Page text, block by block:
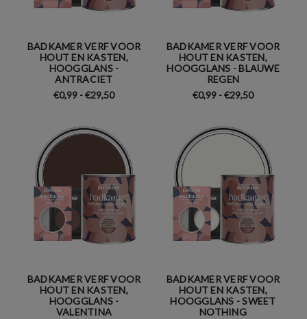
BADKAMER VERF VOOR
HOUT EN KASTEN,
HOOGGLANS -
ANTRACIET
€0,99 - €29,50
BADKAMER VERF VOOR
HOUT EN KASTEN,
HOOGGLANS - BLAUWE
REGEN
€0,99 - €29,50
BADKAMER VERF VOOR
HOUT EN KASTEN,
HOOGGLANS -
VALENTINA
BADKAMER VERF VOOR
HOUT EN KASTEN,
HOOGGLANS - SWEET
NOTHING